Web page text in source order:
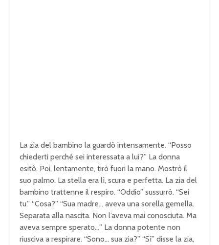
La zia del bambino la guardò intensamente. “Posso
chiederti perché sei interessata a lui?” La donna
esitò. Poi, lentamente, tirò fuori la mano. Mostrò il
suo palmo. La stella era lì, scura e perfetta. La zia del
bambino trattenne il respiro. “Oddio” sussurrò. “Sei
tu.” “Cosa?” “Sua madre… aveva una sorella gemella.
Separata alla nascita. Non l’aveva mai conosciuta. Ma
aveva sempre sperato…” La donna potente non
riusciva a respirare. “Sono… sua zia?” “Sì” disse la zia,